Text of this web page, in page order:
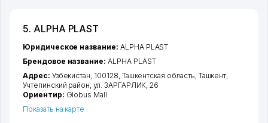
5. ALPHA PLAST
Юридическое название: ALPHA PLAST
Брендовое название: ALPHA PLAST
Адрес: Узбекистан, 100128, Ташкентская область Ташкент
Учтепинский район ,ул. ЗАРГАРЛИК , 26
Ориентир: Globus Mall
Показать на карте